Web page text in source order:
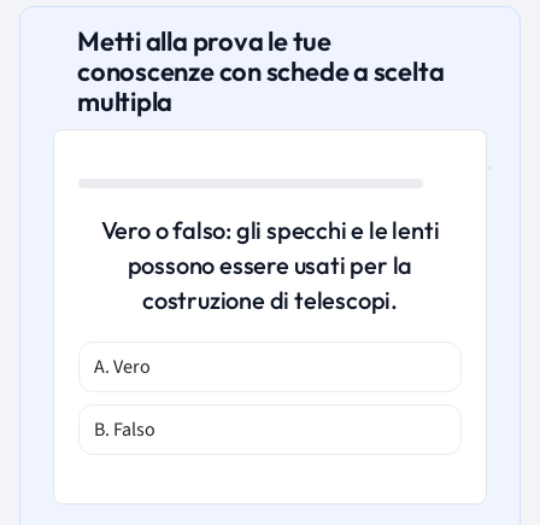
Metti alla prova le tue
conoscenze con schede a scelta
multipla
Vero o falso: gli specchi e le lenti
possono essere usati per la
costruzione di telescopi.
A. Vero
B. Falso